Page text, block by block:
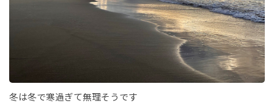
冬は冬で寒過ぎて無理そうです